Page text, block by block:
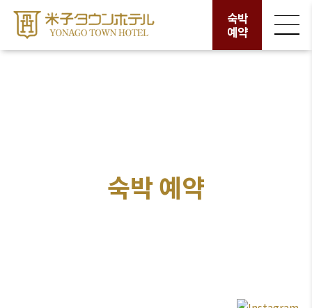
숙박
예약
숙박 예약